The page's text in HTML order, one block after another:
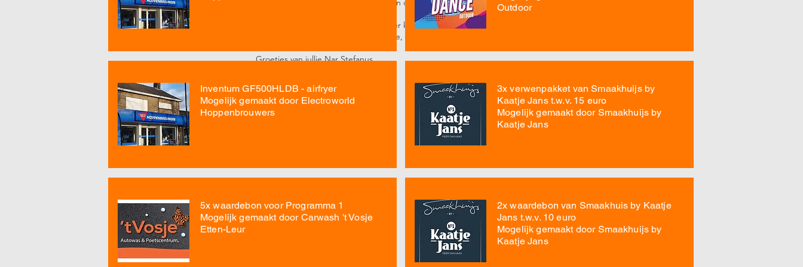
niet goed bezorgd die was heel erg in de war.
Ik hoop alleen wel dat we dit jaar weer kunnen gaan knallen, uh feestvieren en polonaise lopen zoals het hoort.
Laten we vooral alles dur de war gooie, dan gaan we weer een fantastisch seizoen tegemoet.
Groetjes van jullie Nar Stefanus,
Inventum GF500HLDB - airfryer
Mogelijk gemaakt door Electroworld
Hoppenbrouwers
5x waardebon voor Programma 1
Mogelijk gemaakt door Carwash 't Vosje
Etten-Leur
Outdoor
3x verwenpakket van Smaakhuijs by
Kaatje Jans t.w.v. 15 euro
Mogelijk gemaakt door Smaakhuijs by
Kaatje Jans
2x waardebon van Smaakhuis by Kaatje
Jans t.w.v. 10 euro
Mogelijk gemaakt door Smaakhuijs by
Kaatje Jans